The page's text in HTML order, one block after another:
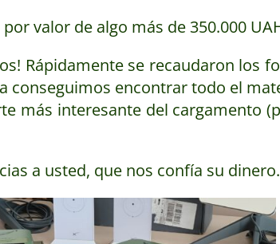
valor de algo más de 350.000
Rápidamente se recaudaron los
conseguimos encontrar todo el
más interesante del cargamento
a usted, que nos confía su dinero.